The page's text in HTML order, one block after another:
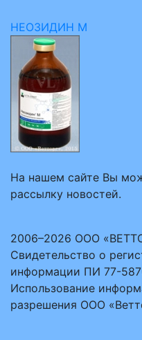
НЕОЗИДИН М
На нашем сайте Вы
рассылку новостей.
2006–2026 ООО
Свидетельство о
информации ПИ 77-
Использование
разрешения ООО